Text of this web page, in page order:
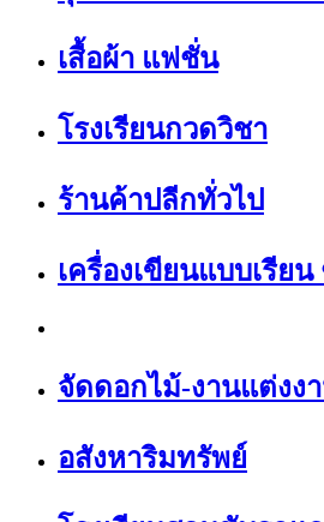
เสื้อผ้า แฟชั่น
โรงเรียนกวดวิชา
ร้านค้าปลีกทั่วไป
เครื่องเขียนแบบเรีย
จัดดอกไม้-งานแต่งง
อสังหาริมทรัพย์